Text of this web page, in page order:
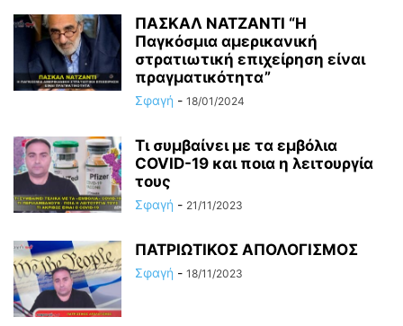
ΠΑΣΚΑΛ ΝΑΤΖΑΝΤΙ “Η
Παγκόσμια αμερικανική
στρατιωτική επιχείρηση είναι
πραγματικότητα”
Σφαγή - 18/01/2024
Τι συμβαίνει με τα εμβόλια
COVID-19 και ποια η λειτουργία
τους
Σφαγή - 21/11/2023
ΠΑΤΡΙΩΤΙΚΟΣ ΑΠΟΛΟΓΙΣΜΟΣ
Σφαγή - 18/11/2023